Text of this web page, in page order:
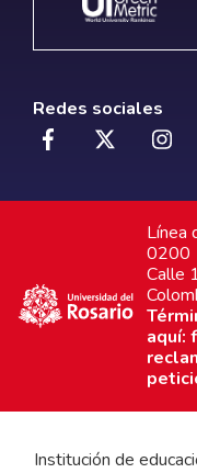
Redes sociales
Línea
0200
Calle
aquí:
Institución de